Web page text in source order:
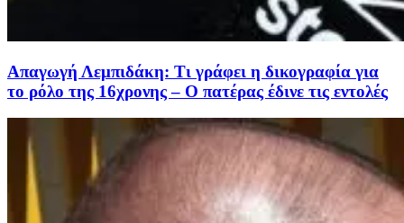
Απαγωγή Λεμπιδάκη: Τι γράφει η δικογραφία για
το ρόλο της 16χρονης – Ο πατέρας έδινε τις εντολές